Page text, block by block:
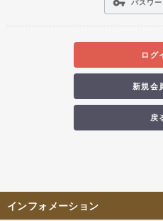
vpn_key パスワ
ログ
新規会
戻
インフォメーション